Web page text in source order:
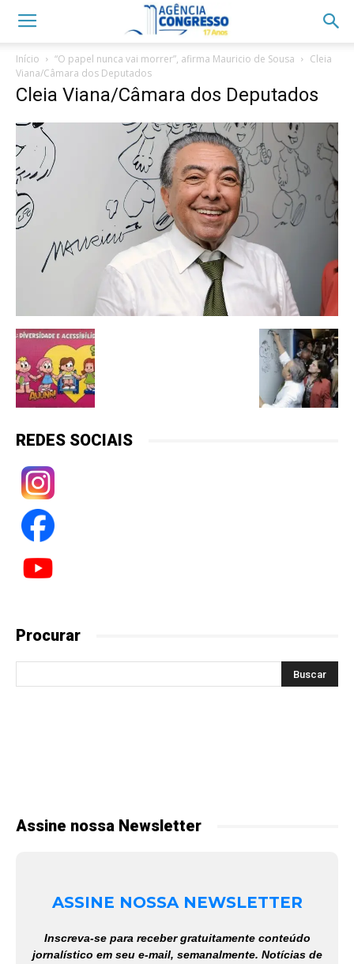
Início “O papel nunca vai morrer”, afirma Mauricio de Sousa
Cleia
Viana/Câmara dos Deputados
Cleia Viana/Câmara dos Deputados
REDES SOCIAIS
Procurar
Assine nossa Newsletter
ASSINE NOSSA NEWSLETTER
Inscreva-se para receber gratuitamente conteúdo
jornalístico em seu e-mail, semanalmente. Notícias de